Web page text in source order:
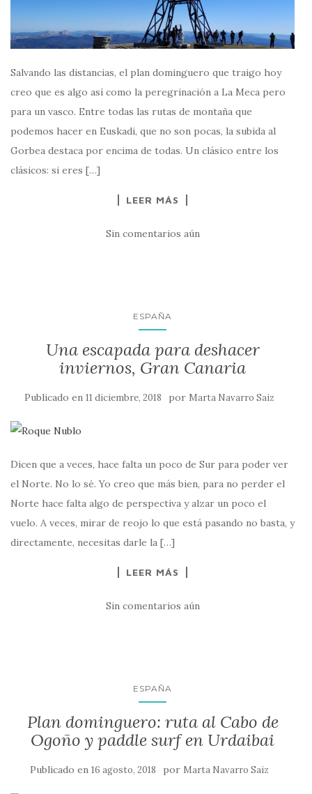
Salvando las distancias, el plan dominguero que traigo hoy
creo que es algo así como la peregrinación a La Meca pero
para un vasco. Entre todas las rutas de montaña que
podemos hacer en Euskadi, que no son pocas, la subida al
Gorbea destaca por encima de todas. Un clásico entre los
clásicos: si eres […]
LEER MÁS
Sin comentarios aún
ESPAÑA
Una escapada para deshacer
inviernos, Gran Canaria
Publicado en 11 diciembre, 2018 por Marta Navarro Saiz
Dicen que a veces, hace falta un poco de Sur para poder ver
el Norte. No lo sé. Yo creo que más bien, para no perder el
Norte hace falta algo de perspectiva y alzar un poco el
vuelo. A veces, mirar de reojo lo que está pasando no basta, y
directamente, necesitas darle la […]
LEER MÁS
Sin comentarios aún
ESPAÑA
Plan dominguero: ruta al Cabo de
Ogoño y paddle surf en Urdaibai
Publicado en 16 agosto, 2018 por Marta Navarro Saiz